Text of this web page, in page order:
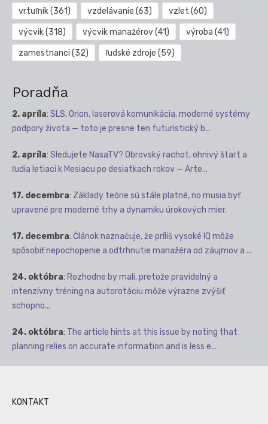
vrtuľník(361) vzdelávanie (63) vzlet (60)
výcvik(318) výcvik manažérov(41) výroba (41)
zamestnanci (32) ľudské zdroje (59)
Poradňa
2. apríla: SLS, Orion, laserová komunikácia, moderné systémy
podpory života — toto je presne ten futuristický b...
2. apríla: Sledujete NasaTV? Obrovský rachot, ohnivý štart a
ľudia letiaci k Mesiacu po desiatkach rokov — Arte...
17. decembra: Základy teórie sú stále platné, no musia byť
upravené pre moderné trhy a dynamiku úrokových mier.
17. decembra: Článok naznačuje, že príliš vysoké IQ môže
spôsobiť nepochopenie a odtrhnutie manažéra od záujmov a ...
24. októbra: Rozhodne by mali, pretože pravidelný a
intenzívny tréning na autorotáciu môže výrazne zvýšiť
schopno...
24. októbra: The article hints at this issue by noting that
planning relies on accurate information and is less e...
KONTAKT